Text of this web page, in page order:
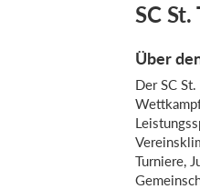
SC
Über
Der SC
Turniere,